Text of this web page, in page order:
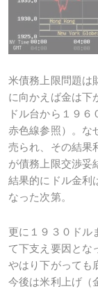
米債務上限問題は
に向かえば金は下
ドル台から１９
赤色線参照）。な
売られ、その結果
が債務上限交渉妥
結果的にドル金利
なった次第。
更に１９３０ドル
て下支え要因とな
やはり下がっても
今後は米利上げ（